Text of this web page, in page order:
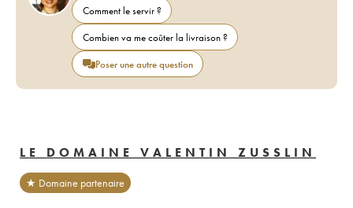
Comment le servir ?
Combien va me coûter la livraison ?
Poser une autre question
LE DOMAINE VALENTIN ZUSSLIN
★ Domaine partenaire